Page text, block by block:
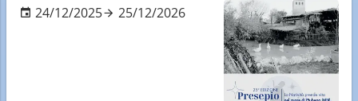
24/12/2025 25/12/2026